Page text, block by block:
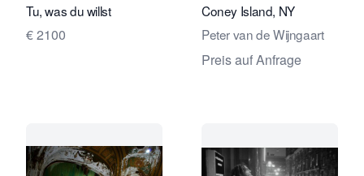
Tu, was du willst
€ 2100
Coney Island, NY
Peter van de Wijngaart
Preis auf Anfrage